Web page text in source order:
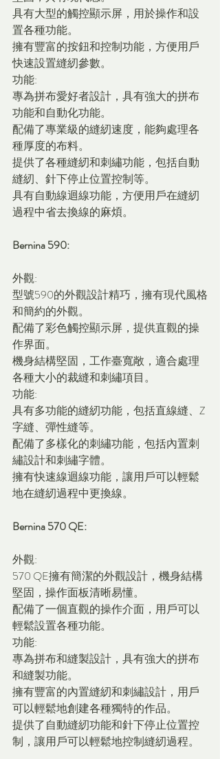
具有大型的觸控顯示屏，用於操作和設
置各種功能。
擁有豐富的按鈕和控制功能，方便用戶
快速設置縫紉參數。
功能:
專為拼布愛好者設計，具有強大的拼布
功能和自動化功能。
配備了專業級的縫紉速度，能夠處理各
種厚度的布料。
提供了各種縫紉和刺繡功能，包括自動
縫紉、針下停止位置控制等。
具有自動線迴線功能，方便用戶在縫紉
過程中省去換線的麻煩。
Bernina 590:
外觀:
型號590的外觀設計精巧，擁有現代風格
和簡約的外觀。
配備了彩色觸控顯示屏，提供直觀的操
作界面。
機身結構堅固，工作臺寬敞，適合處理
各種大小的裁縫和刺繡項目。
功能:
具有多功能的縫紉功能，包括直線縫、Z
字縫、彈性縫等。
配備了多樣化的刺繡功能，包括內置刺
繡設計和刺繡字體。
擁有快速線迴線功能，讓用戶可以輕鬆
地在縫紉過程中更換線。
Bernina 570 QE:
外觀:
570 QE擁有簡潔的外觀設計，機身結構
堅固，操作面板清晰易懂。
配備了一個直觀的操作介面，用戶可以
輕鬆設置各種功能。
功能:
專為拼布和縫製設計，具有強大的拼布
和縫製功能。
擁有豐富的內置縫紉和刺繡設計，用戶
可以輕鬆地創建各種獨特的作品。
提供了自動縫紉功能和針下停止位置控
制，讓用戶可以輕鬆地控制縫紉過程。